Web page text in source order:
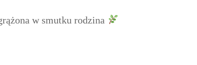
w smutku rodzina